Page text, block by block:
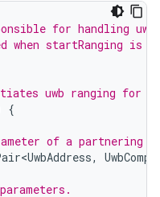
for handling
startRanging is
uwb ranging for a
{
of a partnering
,